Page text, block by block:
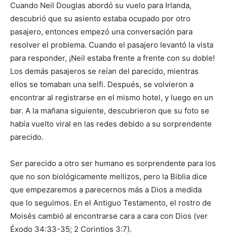
Cuando Neil Douglas abordó su vuelo para Irlanda,
descubrió que su asiento estaba ocupado por otro
pasajero, entonces empezó una conversación para
resolver el problema. Cuando el pasajero levantó la vista
para responder, ¡Neil estaba frente a frente con su doble!
Los demás pasajeros se reían del parecido, mientras
ellos se tomaban una selfi. Después, se volvieron a
encontrar al registrarse en el mismo hotel, y luego en un
bar. A la mañana siguiente, descubrieron que su foto se
había vuelto viral en las redes debido a su sorprendente
parecido.
Ser parecido a otro ser humano es sorprendente para los
que no son biológicamente mellizos, pero la Biblia dice
que empezaremos a parecernos más a Dios a medida
que lo seguimos. En el Antiguo Testamento, el rostro de
Moisés cambió al encontrarse cara a cara con Dios (ver
Éxodo 34:33-35; 2 Corintios 3:7).